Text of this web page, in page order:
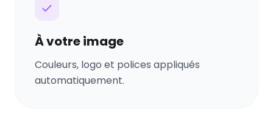
À votre image
Couleurs, logo et polices appliqués
automatiquement.